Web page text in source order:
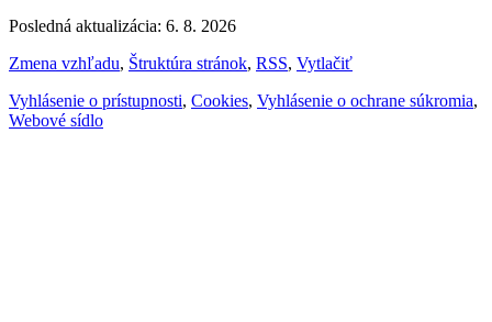
Posledná aktualizácia: 6. 8. 2026
Zmena vzhľadu, Štruktúra stránok, RSS, Vytlačiť
Vyhlásenie o prístupnosti, Cookies, Vyhlásenie o ochrane súkromia,
Webové sídlo